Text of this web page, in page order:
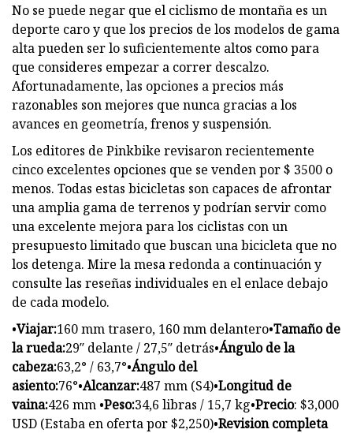
No se puede negar que el ciclismo de montaña es un
deporte caro y que los precios de los modelos de gama
alta pueden ser lo suficientemente altos como para
que consideres empezar a correr descalzo.
Afortunadamente, las opciones a precios más
razonables son mejores que nunca gracias a los
avances en geometría, frenos y suspensión.
Los editores de Pinkbike revisaron recientemente
cinco excelentes opciones que se venden por $ 3500 o
menos. Todas estas bicicletas son capaces de afrontar
una amplia gama de terrenos y podrían servir como
una excelente mejora para los ciclistas con un
presupuesto limitado que buscan una bicicleta que no
los detenga. Mire la mesa redonda a continuación y
consulte las reseñas individuales en el enlace debajo
de cada modelo.
•Viajar:160 mm trasero, 160 mm delantero•Tamaño de
la rueda:29″ delante / 27,5″ detrás•Ángulo de la
cabeza:63,2° / 63,7°•Ángulo del
asiento:76°•Alcanzar:487 mm (S4)•Longitud de
vaina:426 mm •Peso:34,6 libras / 15,7 kg•Precio: $3,000
USD (Estaba en oferta por $2,250)•Revision completa